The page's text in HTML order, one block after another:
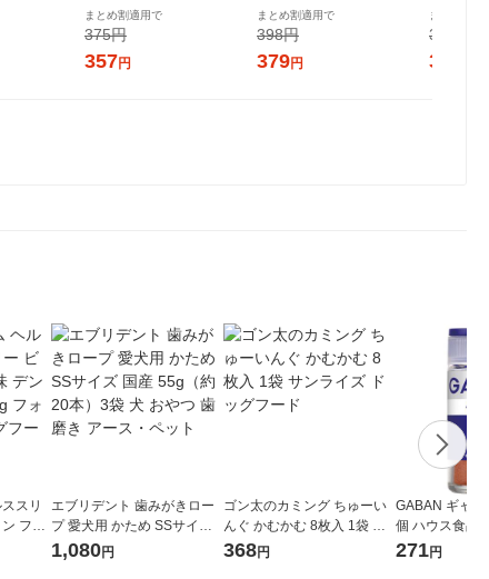
肉のカレ
ジナル レト
まとめ割適用で
375円
357円
0ml） 1本
まとめ割適用で
398円
379円
100% チ
製糖
まとめ割適
335円
319
スリ
フル
臭 60
エブリデント 歯みがきロー
プ 愛犬用 かため SSサイズ
国産 55g（約20本）3袋 犬
おやつ 歯磨き アース・ペッ
1,080円
ゴン太のカミング ちゅーい
んぐ かむかむ 8枚入 1袋 サ
ンライズ ドッグフード
368円
GABAN ギャ
個 ハウス食品
271円